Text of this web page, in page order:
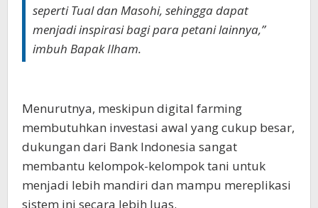
seperti Tual dan Masohi, sehingga dapat
menjadi inspirasi bagi para petani lainnya,”
imbuh Bapak Ilham.
Menurutnya, meskipun digital farming
membutuhkan investasi awal yang cukup besar,
dukungan dari Bank Indonesia sangat
membantu kelompok-kelompok tani untuk
menjadi lebih mandiri dan mampu mereplikasi
sistem ini secara lebih luas.